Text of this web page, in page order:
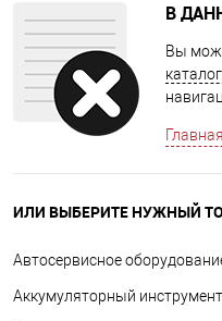
В
Вы
ИЛИ ВЫБЕРИТЕ НУЖНЫЙ
Автосервисное
Аккумуляторный инструмент